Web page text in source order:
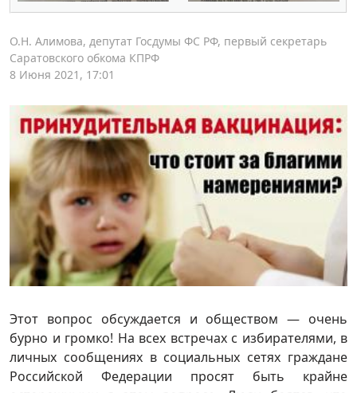
О.Н. Алимова, депутат Госдумы ФС РФ, первый секретарь
Саратовского обкома КПРФ
8 Июня 2021, 17:01
Этот вопрос обсуждается и обществом — очень
бурно и громко! На всех встречах с избирателями, в
личных сообщениях в социальных сетях граждане
Российской Федерации просят быть крайне